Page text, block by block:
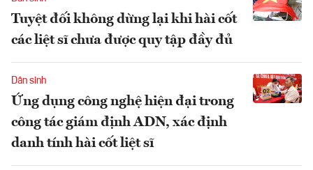
Tuyệt đối không dừng lại khi hài cốt
các liệt sĩ chưa được quy tập đầy đủ
Dân sinh
Ứng dụng công nghệ hiện đại trong
công tác giám định ADN, xác định
danh tính hài cốt liệt sĩ